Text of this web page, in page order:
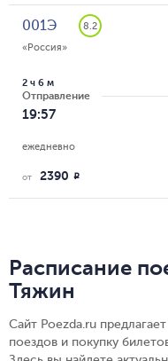
001Э
8.2
«Россия»
Отправление
19:57
2 ч 6 м
ежедневно
от 2390 R
Расписание
Тяжин
Сайт Poezda.ru
поездов и покупку